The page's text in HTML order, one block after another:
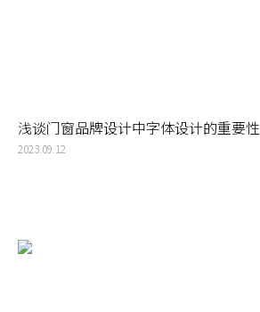
浅谈门窗品牌设计中字体设计的重要性
2023.09.12